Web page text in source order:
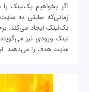
اگر بخواهیم بک‌لینک را
زمانی‌که سایتی به
لینک ورودی نیز می‌گویند
سایت هدف را می‌دهند.